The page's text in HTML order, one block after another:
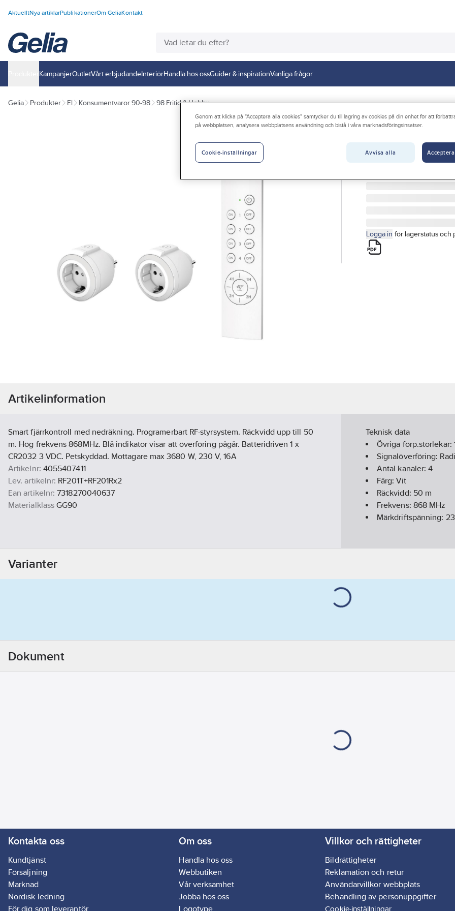
AktuelltNya artiklarPublikationerOm GeliaKontakt
KampanjerOutletVårt erbjudandeInteriörHandla hos ossGuider & inspirationVanliga frågor
Gelia Produkter El Konsumentvaror 90-98 98 Fritid & Hobby
FJÄRRSTRÖMBRYTAR
Logga in för lagerstatus och
Artikelinformation
Smart fjärrkontroll med nedräkning. Programerbart RF-styrsystem. Räckvidd upp till 50
m. Hög frekvens 868MHz. Blå indikator visar att överföring pågår. Batteridriven 1 x
CR2032 3 VDC. Petskyddad. Mottagare max 3680 W, 230 V, 16A
Artikelnr: 4055407411
Lev. artikelnr: RF201T+RF201Rx2
Ean artikelnr: 7318270040637
Materialklass GG90
Teknisk data
Övriga förp.storlekar:
Signalöverföring:
Antal kanaler:4
Färg:Vit
Räckvidd: 50 m
Frekvens: 868 MHz
Märkdriftspänning:
Varianter
Dokument
Kontakta oss
Kundtjänst
Försäljning
Marknad
Nordisk ledning
För dig som leverantör
Om oss
Handla hos oss
Webbutiken
Vår verksamhet
Jobba hos oss
Logotype
Villkor och rättigheter
Bildrättigheter
Reklamation och retur
Användarvillkor webbplats
Behandling av personuppgifter
Cookie-inställningar
Genom att klicka på "Acceptera alla cookies" samtycker du till lagring av cookies på din enhet för att
på webbplatsen, analysera webbplatsens användning och bistå i våra marknadsföringsinsatser.
Avvisa alla
Cookie-inställningar